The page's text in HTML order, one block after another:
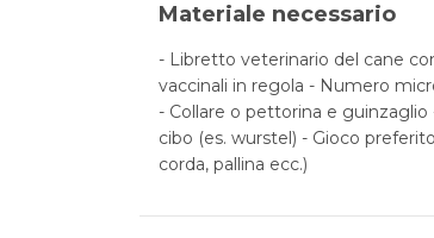
Materiale necessario
- Libretto veterinario del cane
vaccinali in regola - Numero
- Collare o pettorina e
cibo (es. wurstel) - Gioco
corda, pallina ecc.)